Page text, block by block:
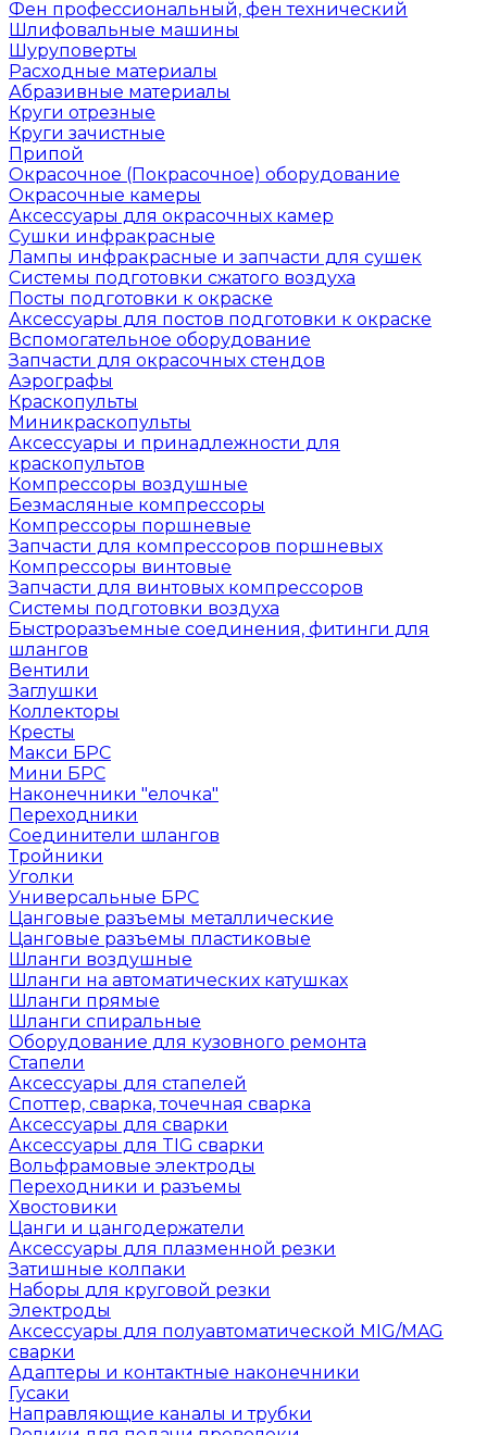
Фен профессиональный, фен технический
Шлифовальные машины
Шуруповерты
Расходные материалы
Абразивные материалы
Круги отрезные
Круги зачистные
Припой
Окрасочное (Покрасочное) оборудование
Окрасочные камеры
Аксессуары для окрасочных камер
Сушки инфракрасные
Лампы инфракрасные и запчасти для сушек
Системы подготовки сжатого воздуха
Посты подготовки к окраске
Аксессуары для постов подготовки к окраске
Вспомогательное оборудование
Запчасти для окрасочных стендов
Аэрографы
Краскопульты
Миникраскопульты
Аксессуары и принадлежности для
краскопультов
Компрессоры воздушные
Безмасляные компрессоры
Компрессоры поршневые
Запчасти для компрессоров поршневых
Компрессоры винтовые
Запчасти для винтовых компрессоров
Системы подготовки воздуха
Быстроразъемные соединения, фитинги для
шлангов
Вентили
Заглушки
Коллекторы
Кресты
Макси БРС
Мини БРС
Наконечники "елочка"
Переходники
Соединители шлангов
Тройники
Уголки
Универсальные БРС
Цанговые разъемы металлические
Цанговые разъемы пластиковые
Шланги воздушные
Шланги на автоматических катушках
Шланги прямые
Шланги спиральные
Оборудование для кузовного ремонта
Стапели
Аксессуары для стапелей
Споттер, сварка, точечная сварка
Аксессуары для сварки
Аксессуары для TIG сварки
Вольфрамовые электроды
Переходники и разъемы
Хвостовики
Цанги и цангодержатели
Аксессуары для плазменной резки
Затишные колпаки
Наборы для круговой резки
Электроды
Аксессуары для полуавтоматической MIG/MAG
сварки
Адаптеры и контактные наконечники
Гусаки
Направляющие каналы и трубки